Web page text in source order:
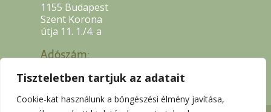
Tiszteletben tartjuk az adatait
Cookie-kat használunk a böngészési élmény javítása,
1155 Budapest
Szent Korona
útja 11. 1./4. a
Adószám:
13507318-2-42